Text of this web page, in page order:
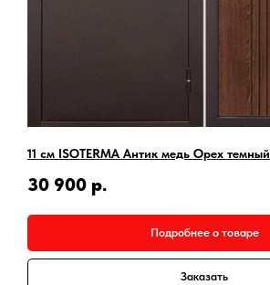
11 см ISOTERMA Антик медь Орех темный
30 900 р.
Подробнее о товаре
Заказать